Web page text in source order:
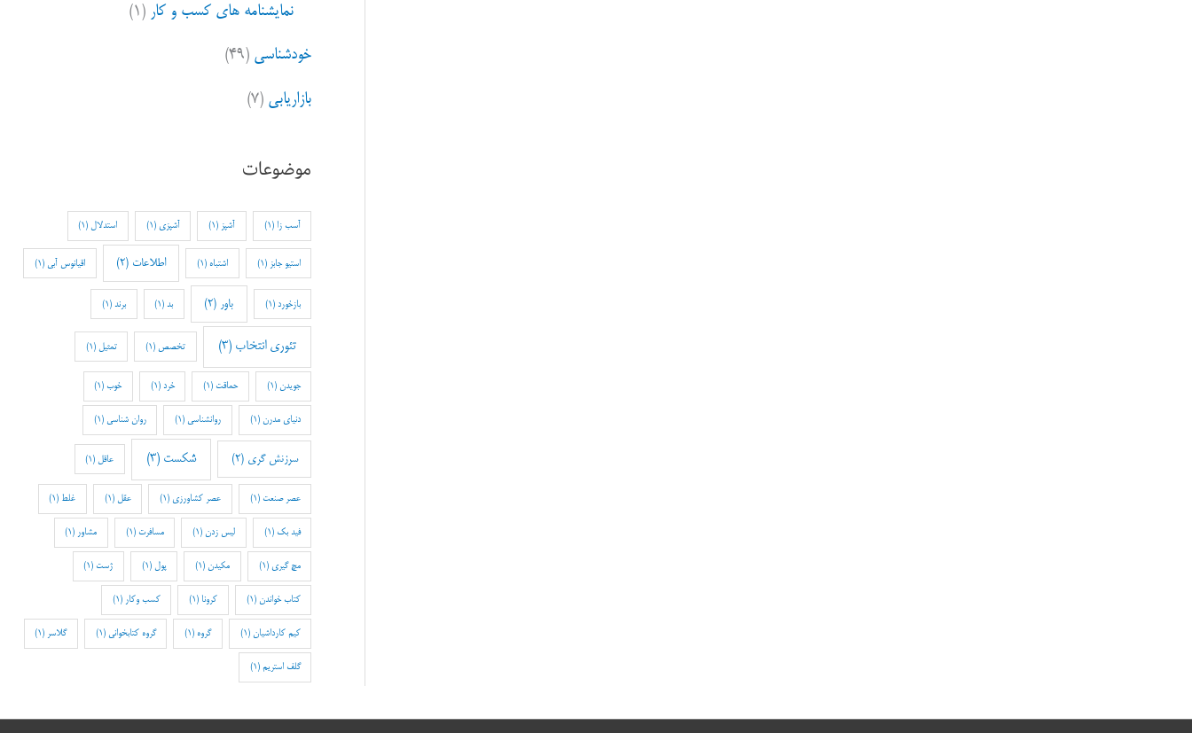
نمایشنامه های کسب و کار (۱)
خودشناسی (۴۹)
بازاریابی (۷)
موضوعات
آسب زا (1) آشپز (1) آشپزی (1) استدلال (1)
استیو جابز (1) اشتباه (1) اطلاعات (2) اقیانوس آبی (1)
بازخورد (1) باور (2) بد(1) برند (1)
تئوری انتخاب (3) تخصص (1) تمثیل (1)
جویدن (1) حماقت(1) خرد (1) خوب(1)
دنیای مدرن (1) روانشناسی (1) روان شناسی (1)
سرزنش گری (2) شکست (3) عاقل (1)
عصر صنعت (1) عصر کشاورزی(1) عقل (1) غلط (1)
فید بک (1) لیس زدن (1) مسافرت (1) مشاور (1)
مچ گیری (1) مکیدن (1) پول (1) ژست(1)
کتاب خواندن (1) کرونا (1) کسب وکار (1)
کیم کارداشیان (1) گروه (1) گروه کتابخوانی (1) گلاسر (1)
گلف استریم (1)